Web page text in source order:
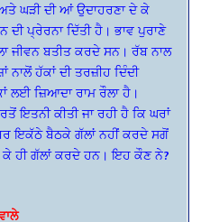
ਘੜੀ ਦੀ ਆਂ ਉਦਾਹਰਣਾ ਦੇ ਕੇ
ਦੀ ਪ੍ਰੇਰਨਾ ਦਿੱਤੀ ਹੈ। ਭਾਵ ਪੁਰਾਣੇ
ਜੀਵਨ ਬਤੀਤ ਕਰਦੇ ਸਨ। ਰੱਬ ਨਾਲ
ਨਾਲੋਂ ਹੱਕਾਂ ਦੀ ਤਰਜ਼ੀਹ ਦਿੰਦੀ
ਲਈ ਜ਼ਿਆਦਾ ਰਾਮ ਰੌਲਾ ਹੈ।
ਇਤਨੀ ਕੀਤੀ ਜਾ ਰਹੀ ਹੈ ਕਿ ਘਰਾਂ
ਇਕੱਠੇ ਬੈਠਕੇ ਗੱਲਾਂ ਨਹੀਂ ਕਰਦੇ ਸਗੋਂ
ਕੇ ਹੀ ਗੱਲਾਂ ਕਰਦੇ ਹਨ। ਇਹ ਕੌਣ ਨੇ?